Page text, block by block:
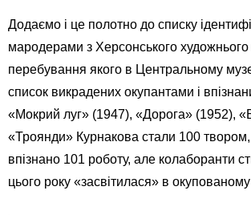
Додаємо і це полотно до списку
мародерами з Херсонського
перебування якого в Центральному
список викрадених окупантами і
«Мокрий луг» (1947), «Дорога» (1952),
«Троянди» Курнакова стали 100
впізнано 101 роботу, але колаборанти
цього року «засвітилася» в